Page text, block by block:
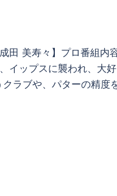
美寿々】プロ番組内
ップスに襲われ、大
ラブや、パターの精